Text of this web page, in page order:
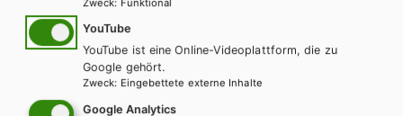
Lehrbuch + E-Book
YouTube
YouTube ist eine Online-Videoplattform, die zu
Google gehört.
Zweck: Eingebettete externe Inhalte
Google Analytics